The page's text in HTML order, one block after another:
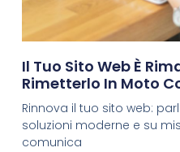
Il Tuo Sito Web È
Rimetterlo In Moto
Rinnova il tuo sito web:
soluzioni moderne e su
comunica